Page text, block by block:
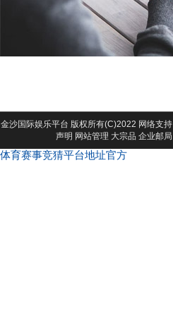
金沙国际娱乐平台 版权所有(C)2022 网络支持
声明 网站管理 大宗品 企业邮局
体育赛事竞猜平台地址官方